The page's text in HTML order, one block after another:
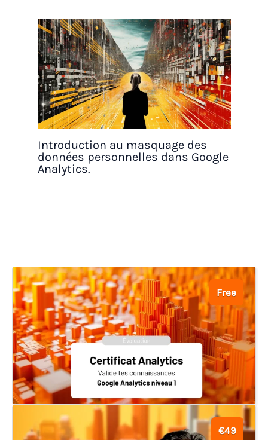
Introduction au masquage des
données personnelles dans Google
Analytics.
Free
€49